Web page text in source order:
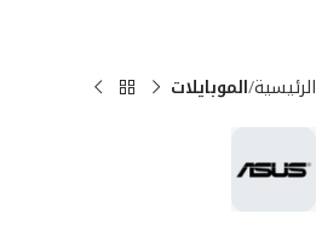
الرئيسية الموبايلات